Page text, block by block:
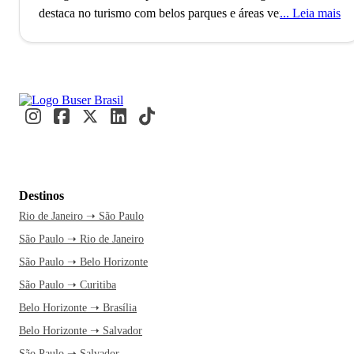
destaca no turismo com belos parques e áreas verdes.
origem à cidade. De uma região simples se tornou a capital
econômica do estado sul-matogrossense, cujo principal
paraguaio. Uma curiosidade bem legal é que pelo menos
30% da população de Dourados possua algum parentesco
com famílias do Paraguai. A região teve um processo de
miscigenação bem interessante, pois desde a sua formação
recebeu migrantes de outros lugares do Sul e Sudeste e
Dourados também é um polo universitário no Mato Grosso
do Sul e possui unidades de grandes instituições de Ensino
Leia mais
Destinos
Rio de Janeiro ➝ São Paulo
São Paulo ➝ Rio de Janeiro
São Paulo ➝ Belo Horizonte
São Paulo ➝ Curitiba
Belo Horizonte ➝ Brasília
Belo Horizonte ➝ Salvador